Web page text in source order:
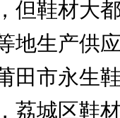
但鞋材大
地生产供
田市永生
荔城区鞋